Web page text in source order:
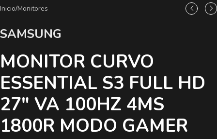
Inicio/Monitores
SAMSUNG
MONITOR CURVO
ESSENTIAL S3 FULL HD
27″ VA 100HZ 4MS
1800R MODO GAMER